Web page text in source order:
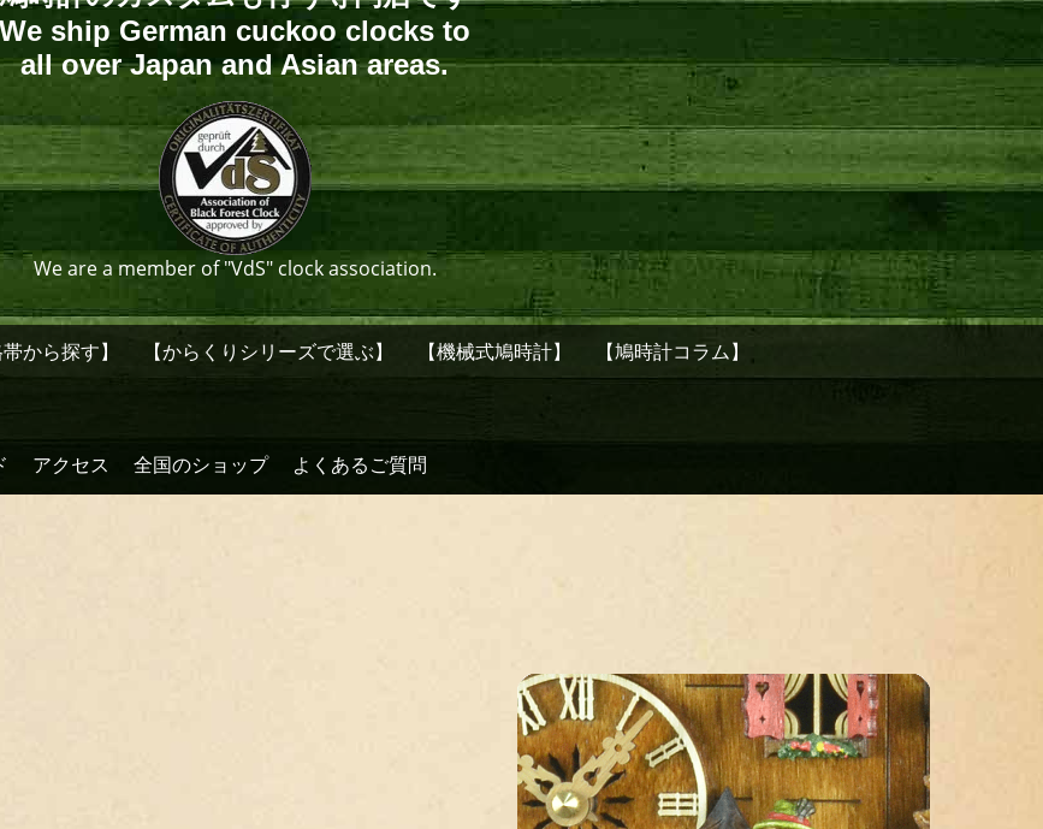
We ship German cuckoo clocks to
all over Japan and Asian areas.
We are a member of "VdS" clock association.
帯から探す】 【からくりシリーズで選ぶ】 【機械式鳩時計】 【鳩時計コラム】
アクセス 全国のショップ よくあるご質問